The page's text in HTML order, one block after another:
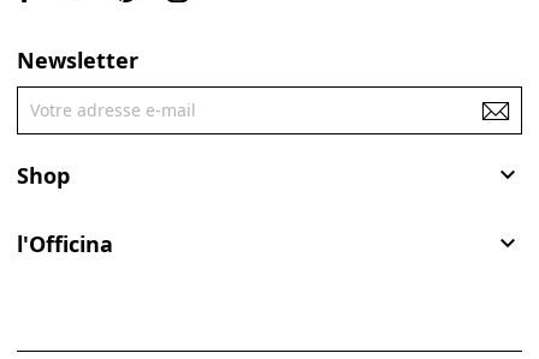
Newsletter
Shop 
l'Officina 